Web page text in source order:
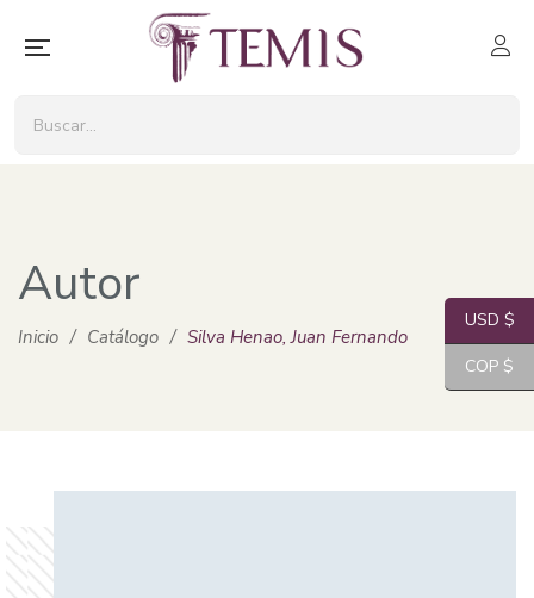
Autor
Inicio / Catálogo / Silva Henao, Juan Fernando
USD $
COP $